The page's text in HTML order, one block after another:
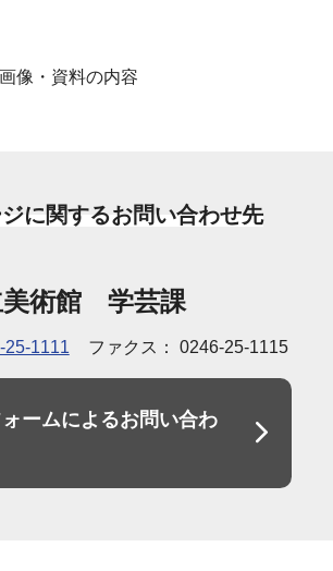
像・資料の内容
に関するお問い合わせ先
美術館 学芸課
25-1111 ファクス： 0246-25-1115
ームによるお問い合わ